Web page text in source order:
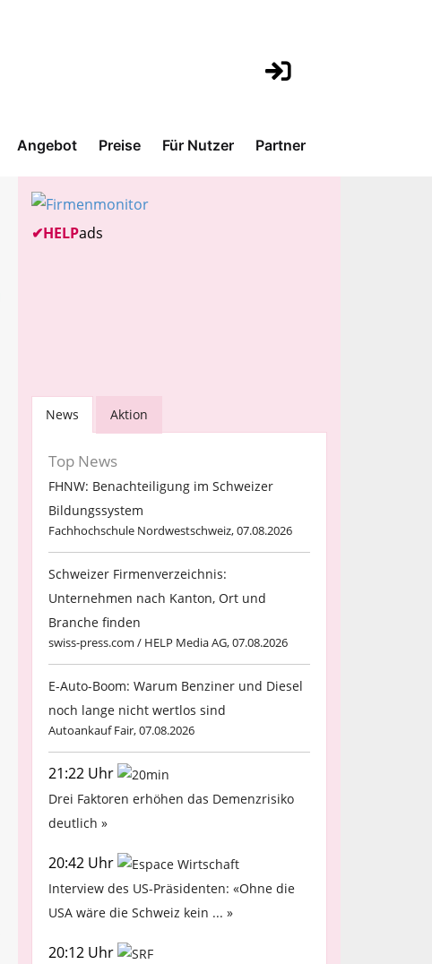
Angebot Preise Für Nutzer Partner
✔HELPads
News Aktion
Top News
FHNW: Benachteiligung im Schweizer
Bildungssystem
Fachhochschule Nordwestschweiz, 07.08.2026
Schweizer Firmenverzeichnis:
Unternehmen nach Kanton, Ort und
Branche finden
swiss-press.com / HELP Media AG, 07.08.2026
E-Auto-Boom: Warum Benziner und Diesel
noch lange nicht wertlos sind
Autoankauf Fair, 07.08.2026
21:22 Uhr
Drei Faktoren erhöhen das Demenzrisiko
deutlich »
20:42 Uhr
Interview des US-Präsidenten: «Ohne die
USA wäre die Schweiz kein ... »
20:12 Uhr